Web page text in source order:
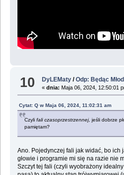
10 DyLEMaty /Odp: Będąc
«dnia: Maja 06, 2024, 12:50:01
Cytat: Q w Maja 06, 2024, 11:02:31 am
Czyli fali czasoprzestrzennej, jeśli dobrze
pamiętam?
Ano. Pojedynczej fali jak widać, bo ich
głowie i programie mi się na razie nie
Szczyt tej fali (czyli wyobrażony